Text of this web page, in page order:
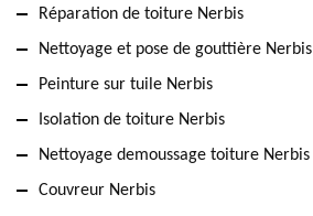
Réparation de toiture Nerbis
Nettoyage et pose de gouttière Nerbis
Peinture sur tuile Nerbis
Isolation de toiture Nerbis
Nettoyage demoussage toiture Nerbis
Couvreur Nerbis